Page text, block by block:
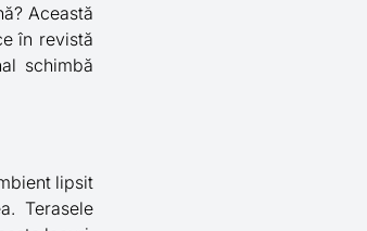
Această
în revistă
schimbă
lipsit
Terasele